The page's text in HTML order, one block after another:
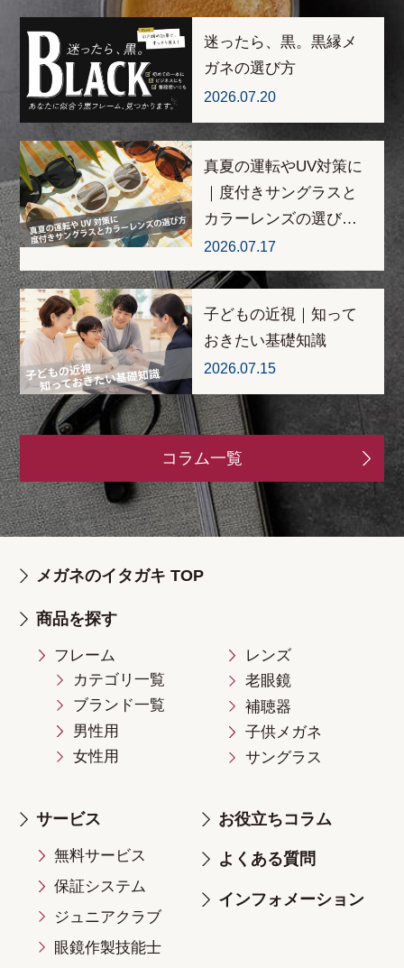
迷ったら、黒。黒縁メ
ガネの選び方
2026.07.20
真夏の運転やUV対策に
｜度付きサングラスと
カラーレンズの選び…
2026.07.17
子どもの近視｜知って
おきたい基礎知識
2026.07.15
コラム一覧
メガネのイタガキ TOP
商品を探す
フレーム
カテゴリ一覧
ブランド一覧
男性用
女性用
レンズ
老眼鏡
補聴器
子供メガネ
サングラス
サービス
無料サービス
保証システム
ジュニアクラブ
眼鏡作製技能士
お役立ちコラム
よくある質問
インフォメーション